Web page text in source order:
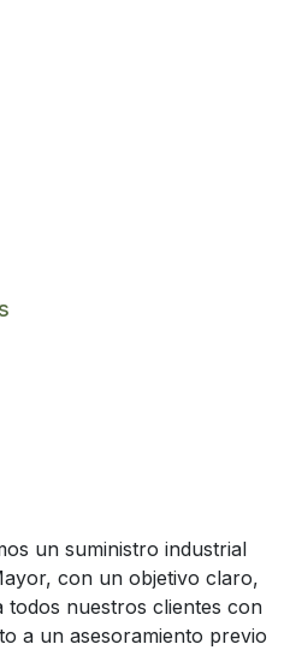
un suministro industrial
con un objetivo claro,
todos nuestros clientes con
a un asesoramiento previo